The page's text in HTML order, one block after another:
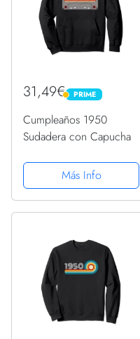
31,49€ PRIME
PRIME
Cumpleaños 1950
Sudadera con Capucha
Más Info